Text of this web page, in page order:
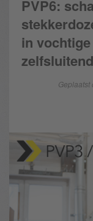
PVP6:
in
Geplaatst